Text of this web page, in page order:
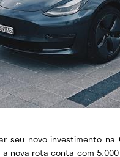
seu novo investimento
nova rota conta com